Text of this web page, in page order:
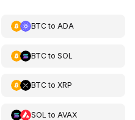
BTCto ADA
BTCto SOL
BTCto XRP
SOL to AVAX